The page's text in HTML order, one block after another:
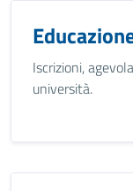
Iscrizioni,
università.